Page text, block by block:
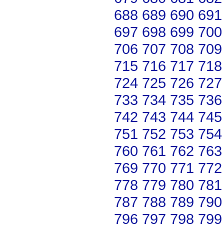
688 689 690 691
697 698 699 700
706 707 708 709
715 716 717 718
724 725 726 727
733 734 735 736
742 743 744 745
751 752 753 754
760 761 762 763
769 770 771 772
778 779 780 781
787 788 789 790
796 797 798 799